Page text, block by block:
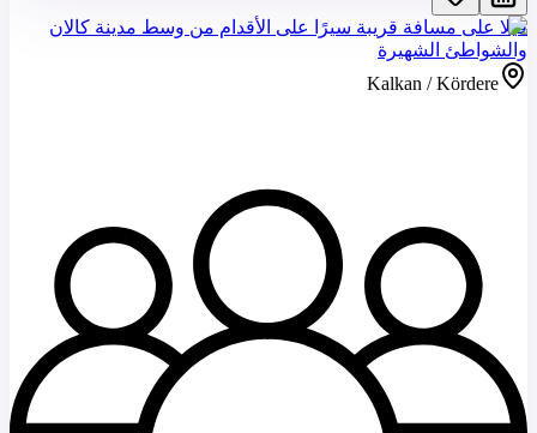
فيلا على مسافة قريبة سيرًا على الأقدام من وسط مدينة كالان
والشواطئ الشهيرة
Kalkan / Kördere